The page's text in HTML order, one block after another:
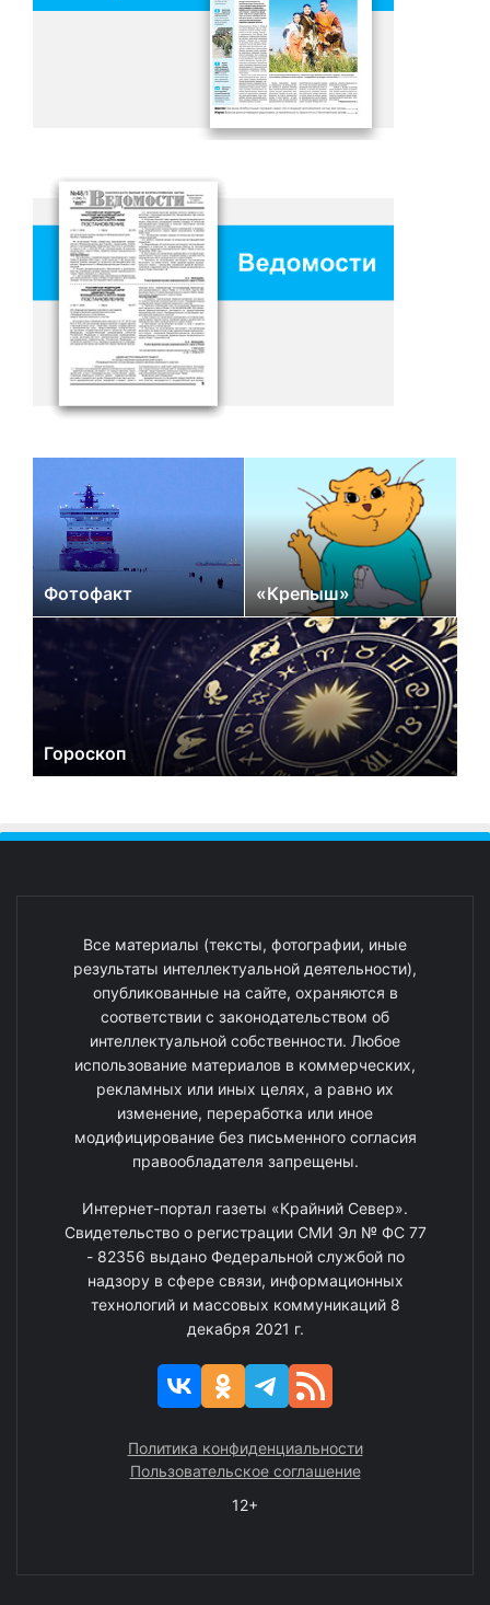
Фотофакт «Крепыш»
Гороскоп
Все материалы (тексты, фотографии, иные
результаты интеллектуальной деятельности),
опубликованные на сайте, охраняются в
соответствии с законодательством об
интеллектуальной собственности. Любое
использование материалов в коммерческих,
рекламных или иных целях, а равно их
изменение, переработка или иное
модифицирование без письменного согласия
правообладателя запрещены.
Интернет-портал газеты «Крайний Север».
Свидетельство о регистрации СМИ Эл № ФС 77
- 82356 выдано Федеральной службой по
надзору в сфере связи, информационных
технологий и массовых коммуникаций 8
декабря 2021 г.
Политика конфиденциальности
Пользовательское соглашение
12+